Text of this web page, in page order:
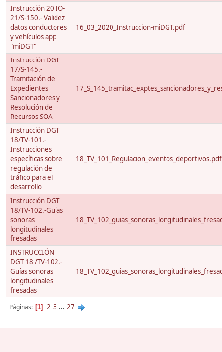
Instrucción 20 IO-
21/S-150.- Validez
datos conductores
y vehículos app
"miDGT"
16_03_2020_Instruccion-miDGT.pdf
Instrucción DGT
17/S-145.-
Tramitación de
Expedientes
Sancionadores y
Resolución de
Recursos SOA
Instrucción DGT
18/TV-101.-
Instrucciones
específicas sobre
regulación de
tráfico para el
desarrollo
18_TV_101_Regulacion_eventos_deportivos.pdf
Instrucción DGT
18/TV-102.-Guías
sonoras
longitudinales
fresadas
INSTRUCCIÓN
DGT 18 /TV-102.-
Guías sonoras
longitudinales
fresadas
Páginas 1 2 3 ... 27